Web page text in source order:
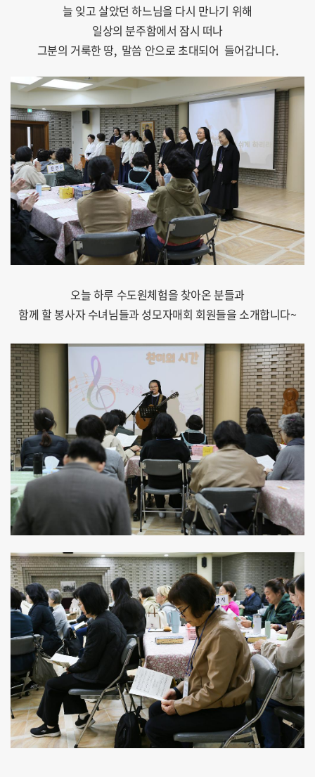
늘 잊고 살았던 하느님을 다시 만나기 위해
일상의 분주함에서 잠시 떠나
그분의 거룩한 땅, 말씀 안으로 초대되어 들어갑니다.
오늘 하루 수도원체험을 찾아온 분들과
함께 할 봉사자 수녀님들과 성모자매회 회원들을 소개합니다~